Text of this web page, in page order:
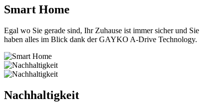
Smart Home
Egal wo Sie gerade sind, Ihr Zuhause ist immer sicher und Sie
haben alles im Blick dank der GAYKO A-Drive Technology.
Nachhaltigkeit